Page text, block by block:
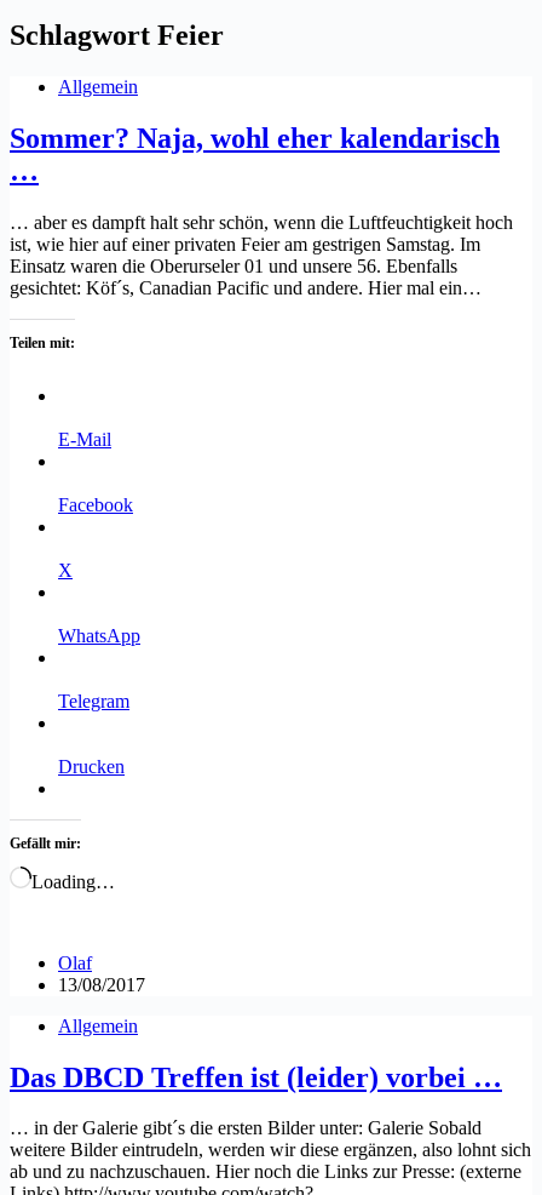
Schlagwort Feier
Allgemein
Sommer? Naja, wohl eher kalendarisch
…
… aber es dampft halt sehr schön, wenn die Luftfeuchtigkeit hoch
ist, wie hier auf einer privaten Feier am gestrigen Samstag. Im
Einsatz waren die Oberurseler 01 und unsere 56. Ebenfalls
gesichtet: Köf´s, Canadian Pacific und andere. Hier mal ein…
Teilen mit:
E-Mail
Facebook
X
WhatsApp
Telegram
Drucken
Gefällt mir:
Loading…
Olaf
13/08/2017
Allgemein
Das DBCD Treffen ist (leider) vorbei …
… in der Galerie gibt´s die ersten Bilder unter: Galerie Sobald
weitere Bilder eintrudeln, werden wir diese ergänzen, also lohnt sich
ab und zu nachzuschauen. Hier noch die Links zur Presse: (externe